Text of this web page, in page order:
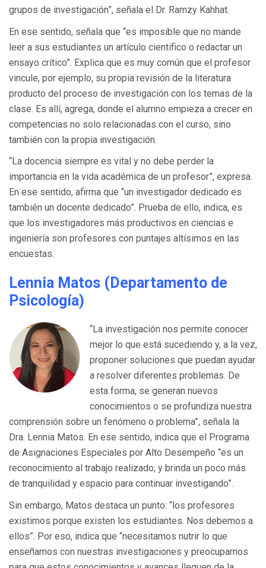
grupos de investigación”, señala el Dr. Ramzy Kahhat.
En ese sentido, señala que “es imposible que no mande
leer a sus estudiantes un artículo científico o redactar un
ensayo crítico”. Explica que es muy común que el profesor
vincule, por ejemplo, su propia revisión de la literatura
producto del proceso de investigación con los temas de la
clase. Es allí, agrega, donde el alumno empieza a crecer en
competencias no solo relacionadas con el curso, sino
también con la propia investigación.
“La docencia siempre es vital y no debe perder la
importancia en la vida académica de un profesor”, expresa.
En ese sentido, afirma que “un investigador dedicado es
también un docente dedicado”. Prueba de ello, indica, es
que los investigadores más productivos en ciencias e
ingeniería son profesores con puntajes altísimos en las
encuestas.
Lennia Matos (Departamento de
Psicología)
“La investigación nos permite conocer
mejor lo que está sucediendo y, a la vez,
proponer soluciones que puedan ayudar
a resolver diferentes problemas. De
esta forma, se generan nuevos
conocimientos o se profundiza nuestra
comprensión sobre un fenómeno o problema”, señala la
Dra. Lennia Matos. En ese sentido, indica que el Programa
de Asignaciones Especiales por Alto Desempeño “es un
reconocimiento al trabajo realizado, y brinda un poco más
de tranquilidad y espacio para continuar investigando”.
Sin embargo, Matos destaca un punto: “los profesores
existimos porque existen los estudiantes. Nos debemos a
ellos”. Por eso, indica que “necesitamos nutrir lo que
enseñamos con nuestras investigaciones y preocuparnos